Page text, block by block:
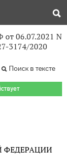
от 06.07.2021 N
3174/2020
Поиск в тексте
ФЕДЕРАЦИИ